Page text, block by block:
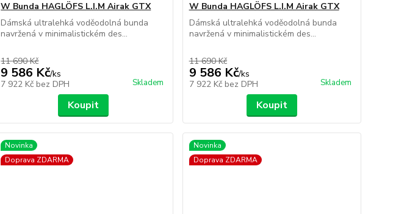
W Bunda HAGLÖFS L.I.M Airak GTX
Dámská ultralehká voděodolná bunda
navržená v minimalistickém des...
11 690 Kč
9 586 Kč/ks
7 922 Kč bez DPH Skladem
Koupit
W Bunda HAGLÖFS L.I.M Airak GTX
Dámská ultralehká voděodolná bunda
navržená v minimalistickém des...
11 690 Kč
9 586 Kč/ks
7 922 Kč bez DPH Skladem
Koupit
Novinka
Doprava ZDARMA
Novinka
Doprava ZDARMA